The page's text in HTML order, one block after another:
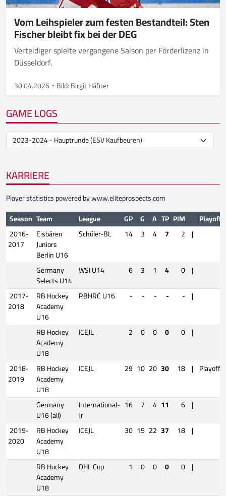
Vom Leihspieler zum festen Bestandteil: Sten
Fischer bleibt fix bei der DEG
Verteidiger spielte vergangene Saison per Förderlizenz in
Düsseldorf.
30.04.2026 Bild: Birgit Häfner
GAME LOGS
KARRIERE
Player statistics powered bywww.eliteprospects.com
Season Team League GP G A TP PIM
Playoffs
2016-
2017
Eisbären
Juniors
Berlin U16
Schüler-BL 14 3 4 7 2 |
Germany
Selects U14
WSI U14 6 3 1 4 0 |
2017-
2018
RB Hockey
Academy
U16
RBHRC U16 - - - - - |
RB Hockey
Academy
U18
ICEJL 2 0 0 0 0 |
2018-
2019
RB Hockey
Academy
U18
ICEJL 29 10 20 30 18 | Playoffs
Germany
U16 (all)
International-
Jr
16 7 4 11 6 |
2019-
2020
RB Hockey
Academy
U18
ICEJL 30 15 22 37 18 |
RB Hockey
Academy
U18
DHL Cup 1 0 0 0 0 |